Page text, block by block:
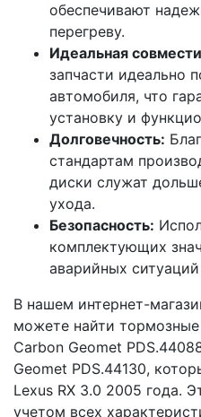
обеспечивают
перегреву.
Идеальная
запчасти идеально
автомобиля, что
установку и
Долговечность:
стандартам
диски служат
ухода.
Безопасность:
комплектующих
аварийных
В нашем интернет-
можете найти тормозные
Carbon Geomet
Geomet PDS.44130,
Lexus RX 3.0 2005 года.
учетом всех